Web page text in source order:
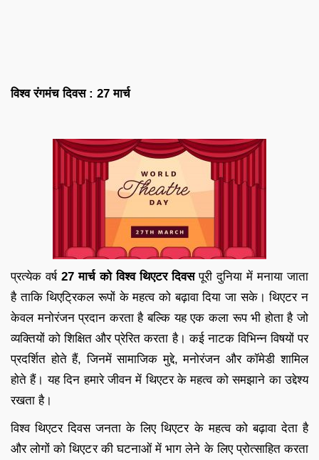
विश्व रंगमंच दिवस : 27 मार्च
प्रत्येक वर्ष 27 मार्च को विश्व थिएटर दिवसपूरी दुनिया में मनाया जाता
है ताकि थिएट्रिकल रूपों के महत्व को बढ़ावा दिया जा सके। थिएटर न
केवल मनोरंजन प्रदान करता है बल्कि यह एक कला रूप भी होता है जो
व्यक्तियों को शिक्षित और प्रेरित करता है। कई नाटक विभिन्न विषयों पर
प्रदर्शित होते हैं, जिनमें सामाजिक मुद्दे, मनोरंजन और कॉमेडी शामिल
होते हैं। यह दिन हमारे जीवन में थिएटर के महत्व को समझाने का उद्देश्य
रखता है।
विश्व थिएटर दिवस जनता के लिए थिएटर के महत्व को बढ़ावा देता है
और लोगों को थिएटर की घटनाओं में भाग लेने के लिए प्रोत्साहित करता